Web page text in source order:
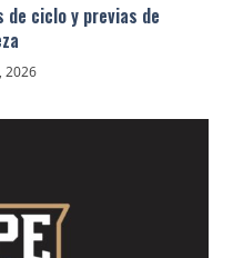
de ciclo y previas de
2026